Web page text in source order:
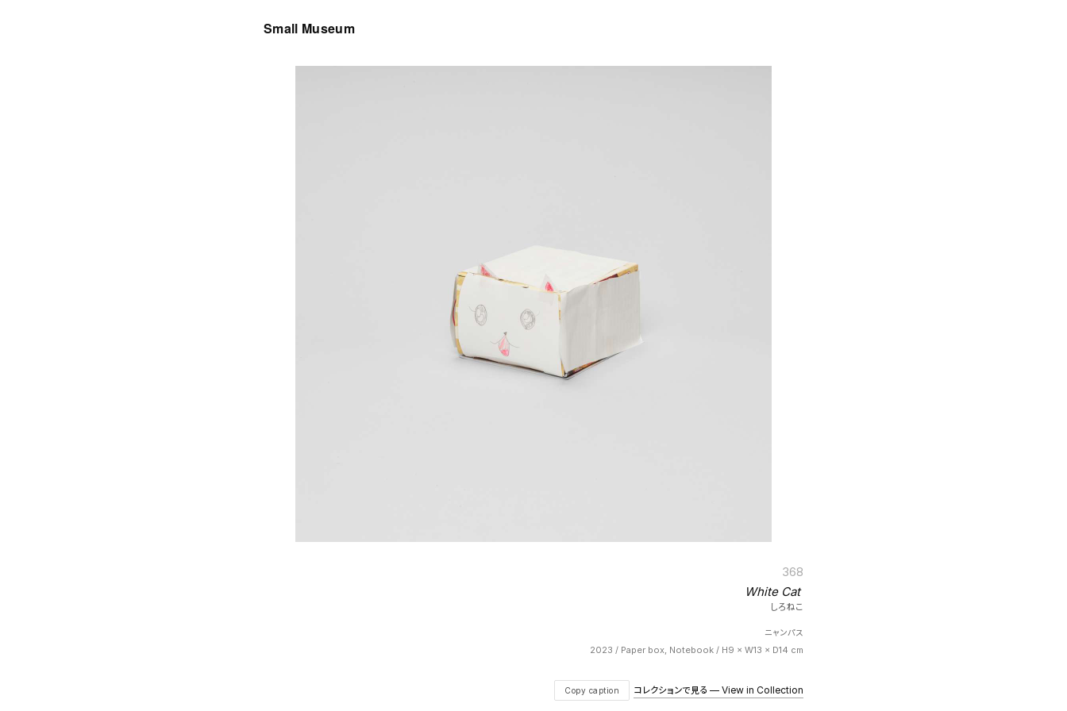
Small Museum
368
White Cat
しろねこ
ニャンパス
2023 / Paper box, Notebook / H9 × W13 × D14 cm
Copy caption コレクションで見る — View in Collection